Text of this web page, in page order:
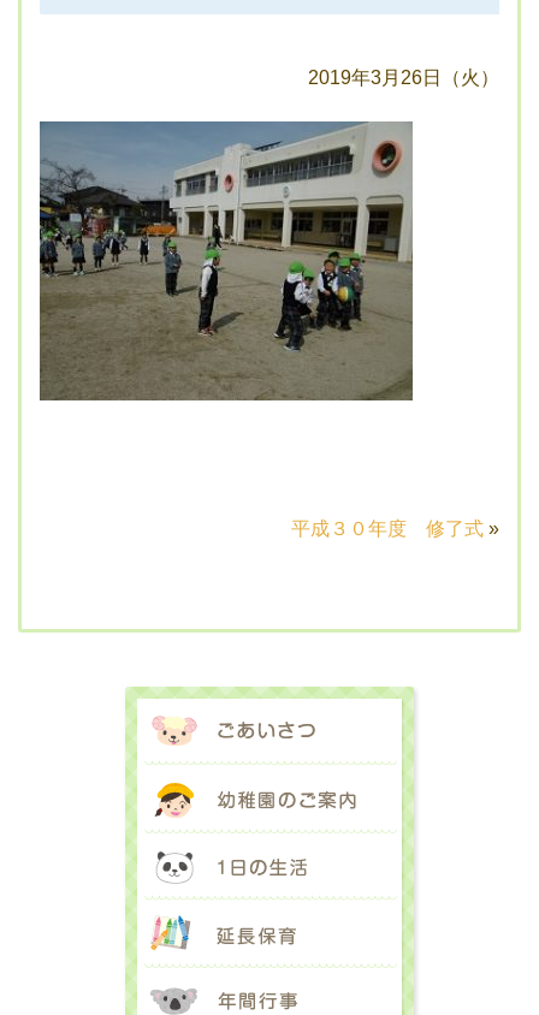
2019年3月26日（火）
平成３０年度 修了式 »
ごあいさつ
幼稚園のご案内